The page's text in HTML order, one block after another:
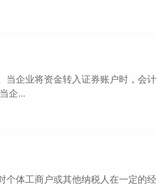
当企业将资金转入证券账户时，会计
企...
个体工商户或其他纳税人在一定的经